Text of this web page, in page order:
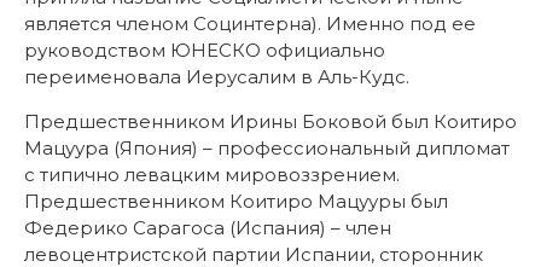
является членом Социнтерна). Именно под ее
руководством ЮНЕСКО официально
переименовала Иерусалим в Аль-Кудс.
Предшественником Ирины Боковой был Коитиро
Мацуура (Япония) – профессиональный дипломат
с типично левацким мировоззрением.
Предшественником Коитиро Мацууры был
Федерико Сарагоса (Испания) – член
левоцентристской партии Испании, сторонник